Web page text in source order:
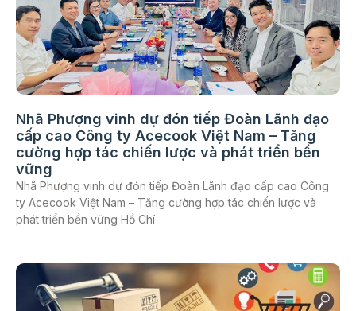
Nhã Phượng vinh dự đón tiếp Đoàn Lãnh đạo
cấp cao Công ty Acecook Việt Nam – Tăng
cường hợp tác chiến lược và phát triển bền
vững
Nhã Phượng vinh dự đón tiếp Đoàn Lãnh đạo cấp cao Công
ty Acecook Việt Nam – Tăng cường hợp tác chiến lược và
phát triển bền vững Hồ Chí